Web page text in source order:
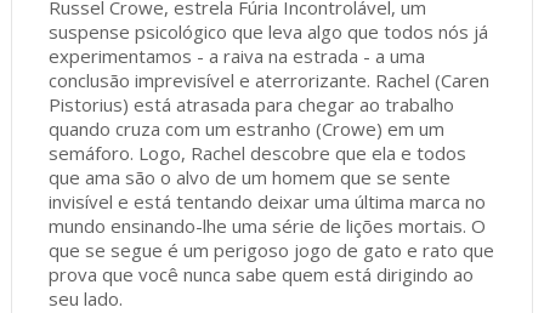
Russel Crowe, estrela Fúria Incontrolável, um
suspense psicológico que leva algo que todos nós já
experimentamos - a raiva na estrada - a uma
conclusão imprevisível e aterrorizante. Rachel (Caren
Pistorius) está atrasada para chegar ao trabalho
quando cruza com um estranho (Crowe) em um
semáforo. Logo, Rachel descobre que ela e todos
que ama são o alvo de um homem que se sente
invisível e está tentando deixar uma última marca no
mundo ensinando-lhe uma série de lições mortais. O
que se segue é um perigoso jogo de gato e rato que
prova que você nunca sabe quem está dirigindo ao
seu lado.